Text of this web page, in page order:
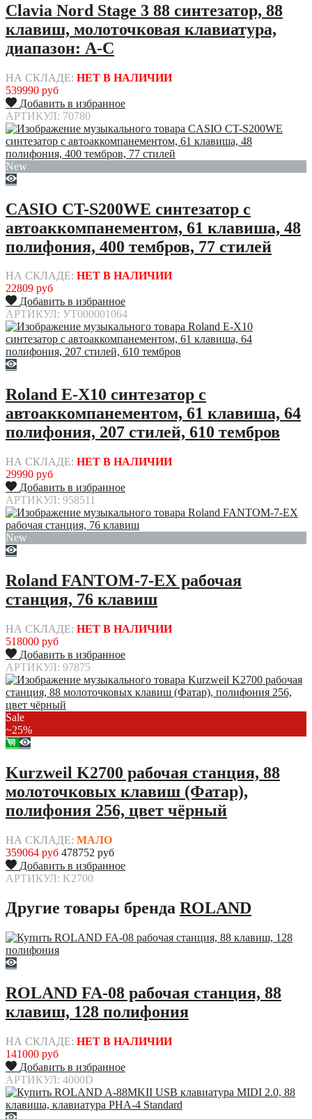
Clavia Nord Stage 3 88 синтезатор, 88
клавиш, молоточковая клавиатура,
диапазон: A-C
НА СКЛАДЕ: НЕТ В НАЛИЧИИ
539990 руб
Добавить в избранное
АРТИКУЛ: 70780
New
CASIO CT-S200WE синтезатор с
автоаккомпанементом, 61 клавиша, 48
полифония, 400 тембров, 77 стилей
НА СКЛАДЕ: НЕТ В НАЛИЧИИ
22809 руб
Добавить в избранное
АРТИКУЛ: УТ000001064
Roland E-X10 синтезатор с
автоаккомпанементом, 61 клавиша, 64
полифония, 207 стилей, 610 тембров
НА СКЛАДЕ: НЕТ В НАЛИЧИИ
29990 руб
Добавить в избранное
АРТИКУЛ: 958511
New
Roland FANTOM-7-EX рабочая
станция, 76 клавиш
НА СКЛАДЕ: НЕТ В НАЛИЧИИ
518000 руб
Добавить в избранное
АРТИКУЛ: 97875
Sale
~25%
Kurzweil K2700 рабочая станция, 88
молоточковых клавиш (Фатар),
полифония 256, цвет чёрный
НА СКЛАДЕ: МАЛО
359064 руб 478752 руб
Добавить в избранное
АРТИКУЛ: K2700
Другие товары бренда ROLAND
ROLAND FA-08 рабочая станция, 88
клавиш, 128 полифония
НА СКЛАДЕ: НЕТ В НАЛИЧИИ
141000 руб
Добавить в избранное
АРТИКУЛ: 4000D